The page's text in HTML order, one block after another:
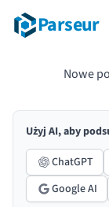
Parseur
Nowe
Użyj AI, aby
ChatGPT
Google AI